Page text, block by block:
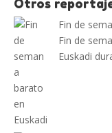
Otros
Fin de
Fin de
Euskadi